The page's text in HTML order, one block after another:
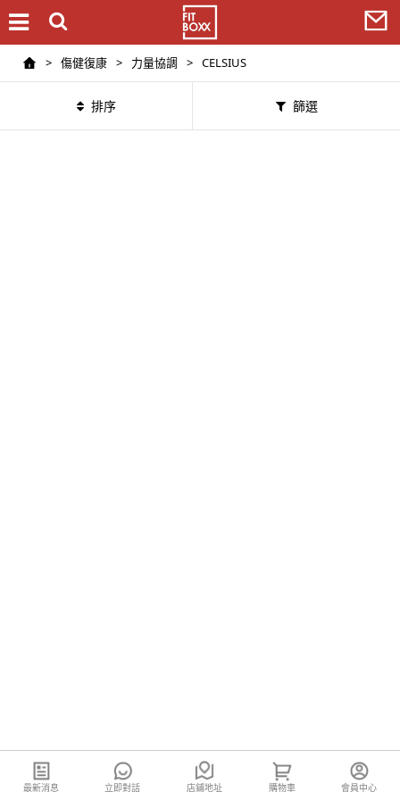
> 傷健復康 > 力量協調 > CELSIUS
排序 篩選
最新消息 立即對話 店鋪地址 購物車 會員中心